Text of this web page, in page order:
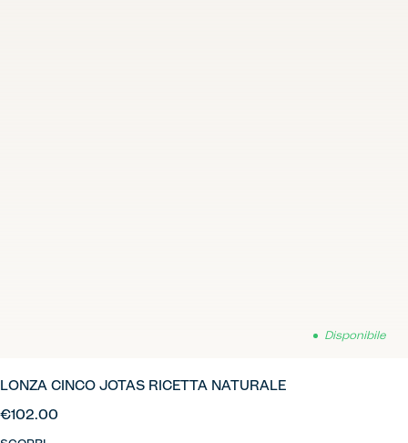
Disponibile
LONZA CINCO JOTAS RICETTA NATURALE
€102.00